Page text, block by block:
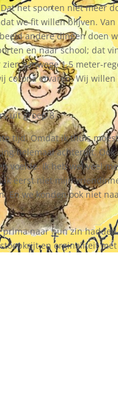
het sporten niet meer
we fit willen blijven.
andere dingen doen
en naar school; dat
vanwege 1,5 meter-
corona ervaren. Wij
uit groep 8
tijd. Omdat ik thuis
helemaal achteruit.
voelde. Ik heb wel veel
eerst niet mijn
En we konden ook niet
naar hun zin
en orginaliteit